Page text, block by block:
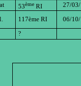
53èmeRI
27/
117ème RI
06/
?